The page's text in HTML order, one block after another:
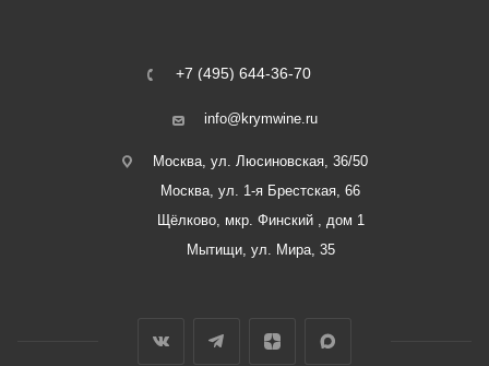
+7 (495) 644-36-70
info@krymwine.ru
Москва, ул. Люсиновская, 36/50
Москва, ул. 1-я Брестская, 66
Щёлково, мкр. Финский , дом 1
Мытищи, ул. Мира, 35